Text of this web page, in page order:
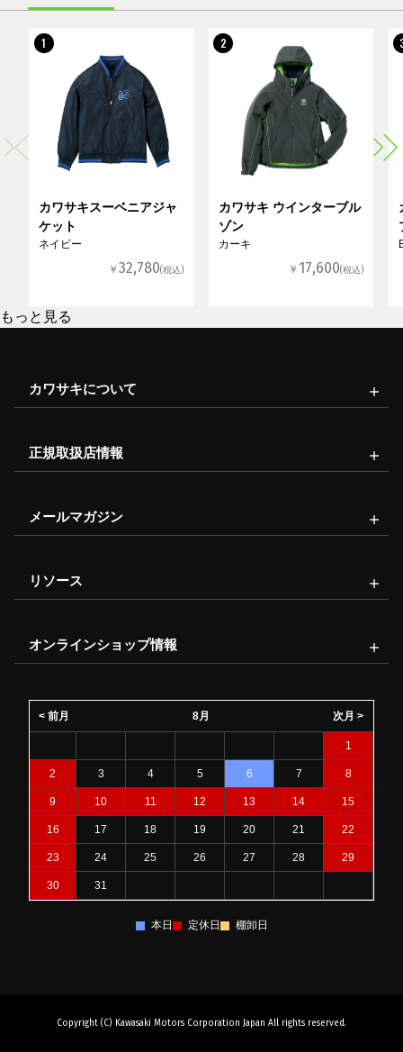
1
カワサキスーベニアジャ
ケット
ネイビー
￥32,780(税込)
2
カワサキ ウインターブル
ゾン
カーキ
￥ 17,600(税込)
もっと見る
カワサキについて
正規取扱店情報
メールマガジン
リソース
オンラインショップ情報
8月
< 前月 次月 >
1
2 3 4 5 6 7 8
9 10 11 12 13 14 15
16 17 18 19 20 21 22
23 24 25 26 27 28 29
30 31
本日 定休日 棚卸日
Copyright (C) Kawasaki Motors Corporation Japan All rights reserved.